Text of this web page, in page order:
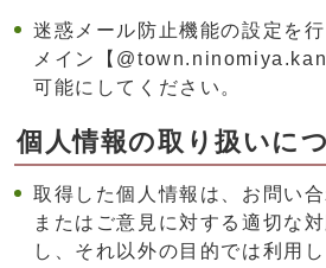
迷惑メール防止機能の設定を
メイン【
可能にしてください。
個人情報の取り扱いに
取得した個人情報は、お問い
またはご意見に対する適切な
し、それ以外の目的では利用